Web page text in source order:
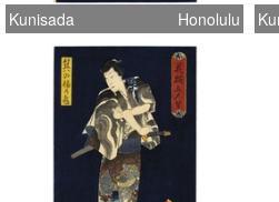
Kunisada Honolulu